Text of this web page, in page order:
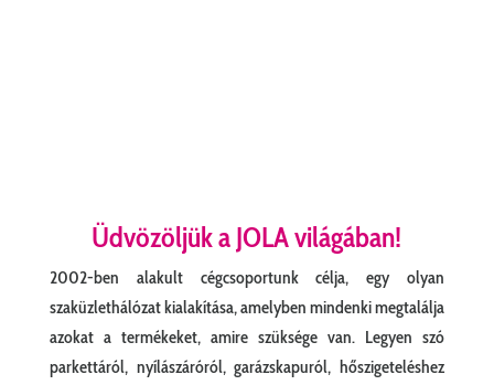
Üdvözöljük a JOLA világában!
2002-ben alakult cégcsoportunk célja, egy olyan
szaküzlethálózat kialakítása, amelyben mindenki megtalálja
azokat a termékeket, amire szüksége van. Legyen szó
parkettáról, nyílászáróról, garázskapuról, hőszigeteléshez